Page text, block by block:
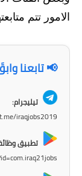
الامور تتم
📢 تابعنا
تيليجرام:
iraqjobs2019
تطبيق